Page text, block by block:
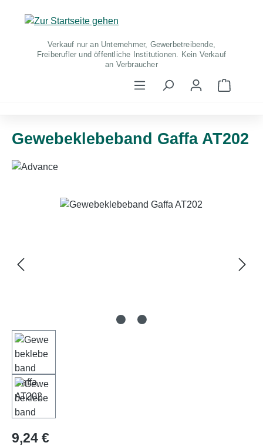
Zum Hauptinhalt springen
Verkauf nur an Unternehmer, Gewerbetreibende,
Freiberufler und öffentliche Institutionen. Kein Verkauf
an Verbraucher
Gewebeklebeband Gaffa AT202
Bildergalerie überspringen
Regulärer Preis:
9,24 €